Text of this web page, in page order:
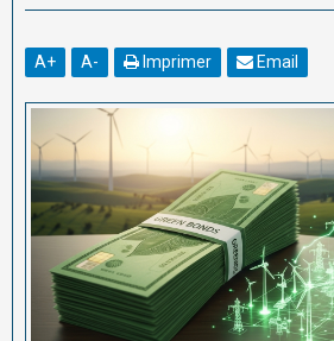
A+ A- Imprimer Email